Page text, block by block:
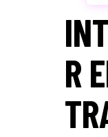
R